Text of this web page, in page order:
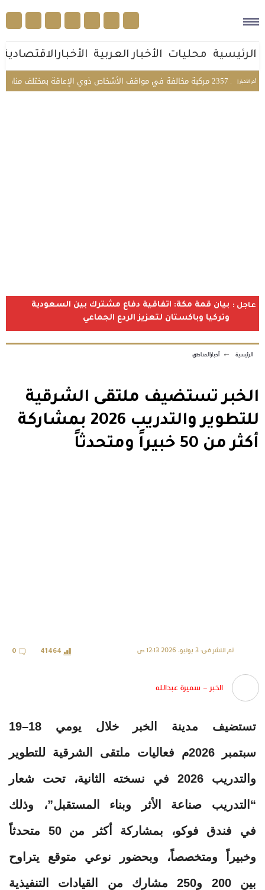
الرئيسية محليات الأخبار العربية الأخبارالاقتصادية
أخر الأخبار |مناطق المملكة
عاجل : بيان قمة مكة: اتفاقية دفاع مشترك بين السعودية
وتركيا وباكستان لتعزيز الردع الجماعي
الرئيسية ← أخبارالمناطق
الخبر تستضيف ملتقى الشرقية
للتطوير والتدريب 2026 بمشاركة
أكثر من 50 خبيراً ومتحدثاً
تم النشر في: 3 يونيو، 2026 12:13 ص 41464
0
الخبر – سميرة عبدالله
تستضيف مدينة الخبر خلال يومي 18–19
سبتمبر 2026م فعاليات ملتقى الشرقية للتطوير
والتدريب 2026 في نسخته الثانية، تحت شعار
“التدريب صناعة الأثر وبناء المستقبل”، وذلك
في فندق فوكو، بمشاركة أكثر من 50 متحدثاً
وخبيراً ومتخصصاً، وبحضور نوعي متوقع يتراوح
بين 200 و250 مشارك من القيادات التنفيذية